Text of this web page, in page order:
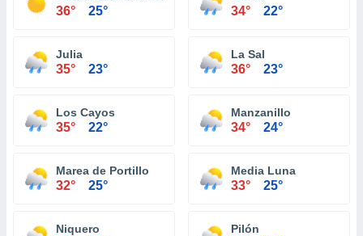
36° 25° 34° 22°
Julia
35° 23°
La Sal
36° 23°
Los Cayos
35° 22°
Manzanillo
34° 24°
Marea de Portillo
32° 25°
Media Luna
33° 25°
Niquero Pilón